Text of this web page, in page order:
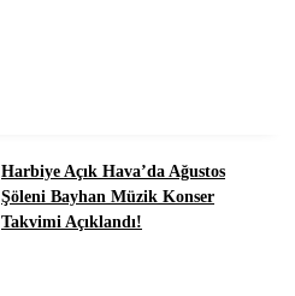
Harbiye Açık Hava’da Ağustos
Şöleni Bayhan Müzik Konser
Takvimi Açıklandı!